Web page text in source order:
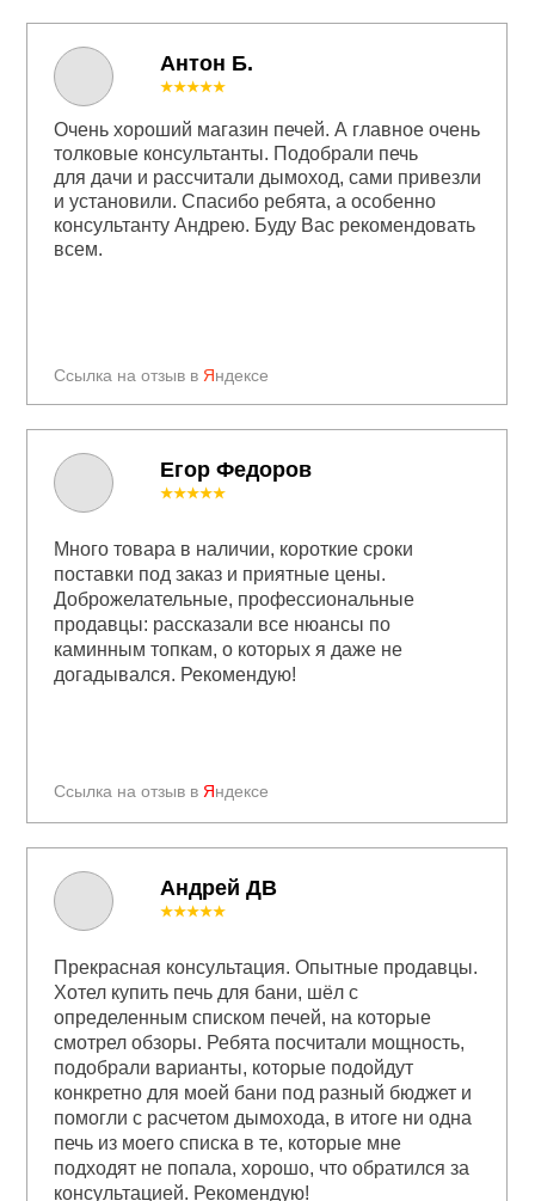
Антон Б.
Ссылка на отзыв в Яндексе
★★★★★
Очень хороший магазин печей. А главное очень
толковые консультанты. Подобрали печь
для дачи и рассчитали дымоход, сами привезли
и установили. Спасибо ребята, а особенно
консультанту Андрею. Буду Вас рекомендовать
всем.
Егор Федоров
Ссылка на отзыв в Яндексе
★★★★★
Много товара в наличии, короткие сроки
поставки под заказ и приятные цены.
Доброжелательные, профессиональные
продавцы: рассказали все нюансы по
каминным топкам, о которых я даже не
догадывался. Рекомендую!
Андрей ДВ
★★★★★
Прекрасная консультация. Опытные продавцы.
Хотел купить печь для бани, шёл с
определенным списком печей, на которые
смотрел обзоры. Ребята посчитали мощность,
подобрали варианты, которые подойдут
конкретно для моей бани под разный бюджет и
помогли с расчетом дымохода, в итоге ни одна
печь из моего списка в те, которые мне
подходят не попала, хорошо, что обратился за
консультацией. Рекомендую!